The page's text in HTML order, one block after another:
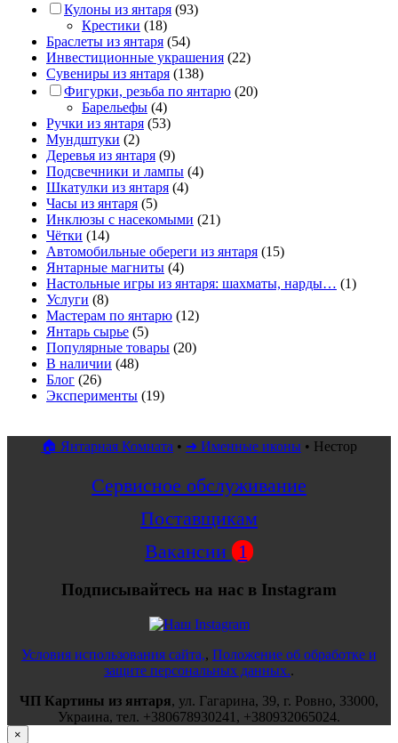
Кулоны из янтаря (93)
Крестики (18)
Браслеты из янтаря (54)
Инвестиционные украшения (22)
Сувениры из янтаря (138)
Фигурки, резьба по янтарю (20)
Барельефы (4)
Ручки из янтаря (53)
Мундштуки (2)
Деревья из янтаря (9)
Подсвечники и лампы (4)
Шкатулки из янтаря (4)
Часы из янтаря (5)
Инклюзы с насекомыми (21)
Чётки (14)
Автомобильные обереги из янтаря (15)
Янтарные магниты (4)
Настольные игры из янтаря: шахматы, нарды… (1)
Услуги (8)
Мастерам по янтарю (12)
Янтарь сырье (5)
Популярные товары (20)
В наличии (48)
Блог (26)
Эксперименты (19)
🏠 Янтарная Комната • ➜ Именные иконы • Нестор
Сервисное обслуживание
Поставщикам
Вакансии 1
Подписывайтесь на нас в Instagram
Условия использования сайта,, Положение об обработке и
защите персональных данных..
ЧП Картины из янтаря, ул. Гагарина, 39, г. Ровно, 33000,
Украина, тел. +380678930241 , +380932065024.
×